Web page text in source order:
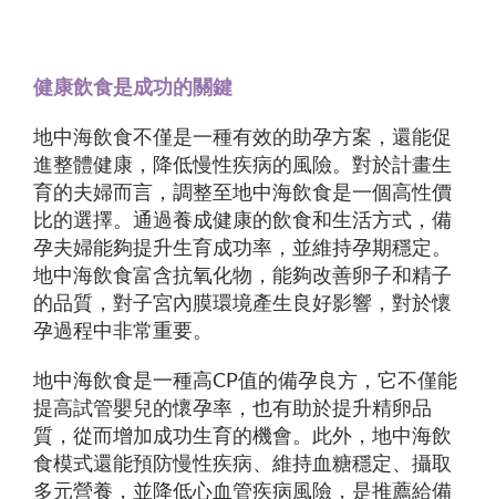
健康飲食是成功的關鍵
地中海飲食不僅是一種有效的助孕方案，還能促
進整體健康，降低慢性疾病的風險。對於計畫生
育的夫婦而言，調整至地中海飲食是一個高性價
比的選擇。通過養成健康的飲食和生活方式，備
孕夫婦能夠提升生育成功率，並維持孕期穩定。
地中海飲食富含抗氧化物，能夠改善卵子和精子
的品質，對子宮內膜環境產生良好影響，對於懷
孕過程中非常重要。
地中海飲食是一種高CP值的備孕良方，它不僅能
提高試管嬰兒的懷孕率，也有助於提升精卵品
質，從而增加成功生育的機會。此外，地中海飲
食模式還能預防慢性疾病、維持血糖穩定、攝取
多元營養，並降低心血管疾病風險，是推薦給備